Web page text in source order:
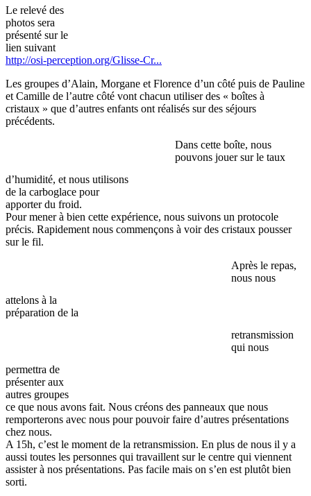
Le relevé des
photos sera
présenté sur le
lien suivant
http://osi-perception.org/Glisse-Cr...
Les groupes d’Alain, Morgane et Florence d’un côté puis de Pauline
et Camille de l’autre côté vont chacun utiliser des « boîtes à
cristaux » que d’autres enfants ont réalisés sur des séjours
précédents.
Dans cette boîte, nous
pouvons jouer sur le taux
d’humidité, et nous utilisons
de la carboglace pour
apporter du froid.
Pour mener à bien cette expérience, nous suivons un protocole
précis. Rapidement nous commençons à voir des cristaux pousser
sur le fil.
Après le repas,
nous nous
attelons à la
préparation de la
retransmission
qui nous
permettra de
présenter aux
autres groupes
ce que nous avons fait. Nous créons des panneaux que nous
remporterons avec nous pour pouvoir faire d’autres présentations
chez nous.
A 15h, c’est le moment de la retransmission. En plus de nous il y a
aussi toutes les personnes qui travaillent sur le centre qui viennent
assister à nos présentations. Pas facile mais on s’en est plutôt bien
sorti.